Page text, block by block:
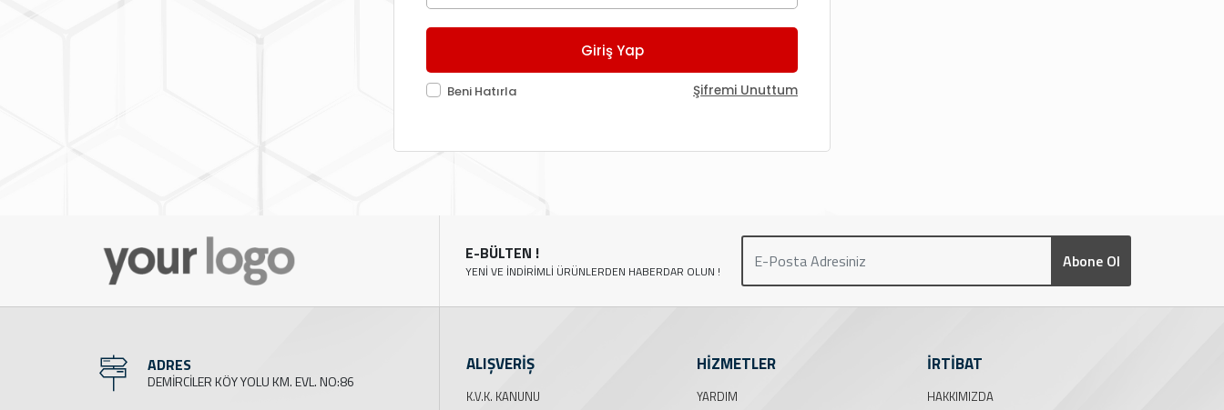
Giriş Yap
Beni Hatırla Şifremi Unuttum
E-BÜLTEN !
YENİ VE İNDİRİMLİ ÜRÜNLERDEN HABERDAR OLUN ! Abone Ol
ADRES
DEMİRCİLER KÖY YOLU KM. EVL. NO:86
ALIŞVERİŞ
K.V.K. KANUNU
HİZMETLER
YARDIM
İRTİBAT
HAKKIMIZDA